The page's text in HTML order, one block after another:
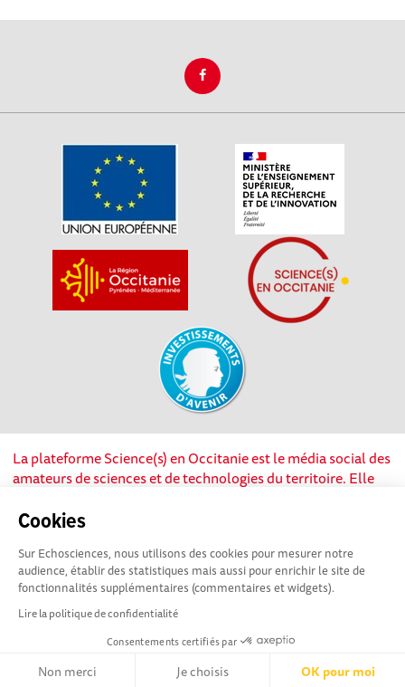
Cookies
Sur Echosciences, nous utilisons des cookies pour mesurer notre
audience, établir des statistiques mais aussi pour enrichir le site de
fonctionnalités supplémentaires (commentaires et widgets).
Lire la politique de confidentialité
Consentements certifiés par
Non merci Je choisis OK pour moi
La plateforme Science(s) en Occitanie est le média social des
amateurs de sciences et de technologies du territoire. Elle
soutien de nombreux acteurs locaux. Ce projet est cofinancé
l’Union européenne via les fonds européen de
développement régional. Science(s) en Occitanie est une
plateforme Echosciences by Amcsti.
Mentions légales|Politique de confidentialité
Ligne éditoriale